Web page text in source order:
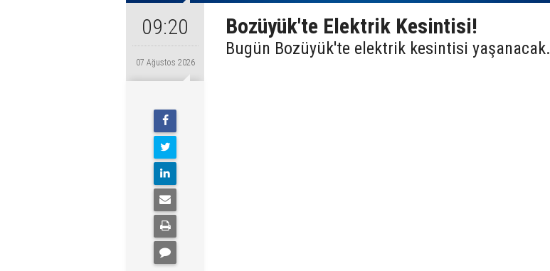
09:20
07 Ağustos 2026
Bozüyük'te Elektrik Kesintisi!
Bugün Bozüyük'te elektrik kesintisi yaşanacak.